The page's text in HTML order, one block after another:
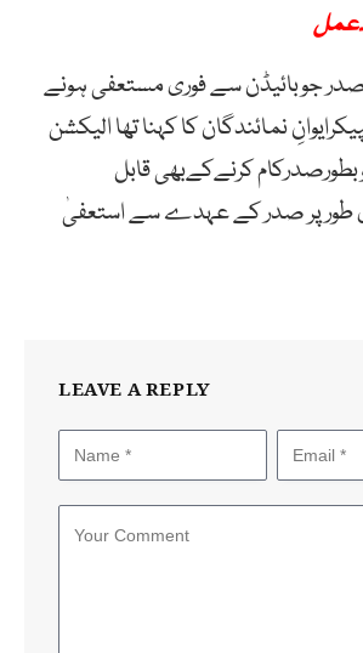
صدر جوبائیڈن سے فوری مستعفی ہونے
نمائندگان کا کہنا تھا الیکشن
کرنےکےبھی قابل
طور پر صدر کے عہدے سے استعفیٰ
LEAVE A REPLY